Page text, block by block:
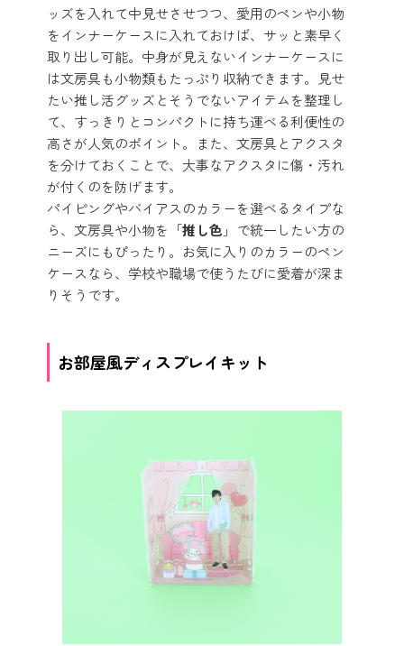
ッズを入れて中見せさせつつ、愛用のペンや小物
をインナーケースに入れておけば、サッと素早く
取り出し可能。中身が見えないインナーケースに
は文房具も小物類もたっぷり収納できます。見せ
たい推し活グッズとそうでないアイテムを整理し
て、すっきりとコンパクトに持ち運べる利便性の
高さが人気のポイント。また、文房具とアクスタ
を分けておくことで、大事なアクスタに傷・汚れ
が付くのを防げます。
パイピングやバイアスのカラーを選べるタイプな
ら、文房具や小物を「推し色 」で統一したい方の
ニーズにもぴったり。お気に入りのカラーのペン
ケースなら、学校や職場で使うたびに愛着が深ま
りそうです。
お部屋風ディスプレイキット